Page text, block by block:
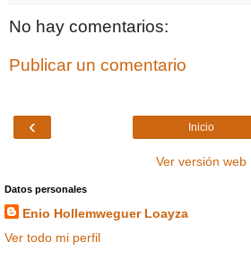
No hay comentarios:
Publicar un comentario
‹ Inicio
Ver versión web
Datos personales
Enio Hollemweguer Loayza
Ver todo mi perfil